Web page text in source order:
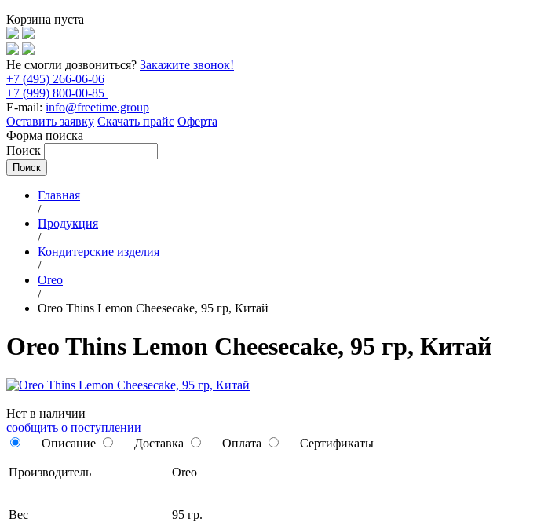
Корзина пуста
Не смогли дозвониться? Закажите звонок!
+7 (495) 266-06-06
+7 (999) 800-00-85
E-mail: info@freetime.group
Оставить заявку Скачать прайс Оферта
Форма поиска
Поиск
Главная
/
Продукция
/
Кондитерские изделия
/
Oreo
/
Oreo Thins Lemon Cheesecake, 95 гр, Китай
Oreo Thins Lemon Cheesecake, 95 гр, Китай
Нет в наличии
сообщить о поступлении
Описание
Доставка Оплата Сертификаты
Производитель Oreo
Вес 95 гр.